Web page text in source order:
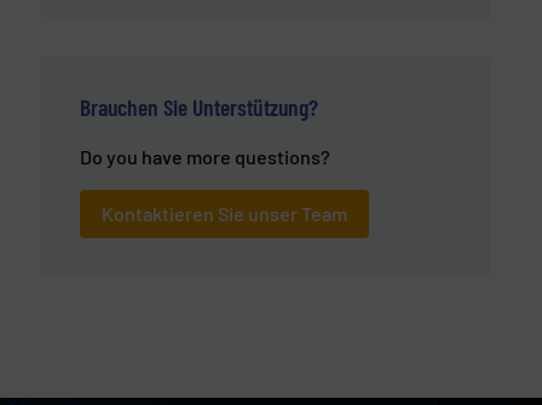
Brauchen Sie Unterstützung?
Do you have more questions?
Kontaktieren Sie unser Team